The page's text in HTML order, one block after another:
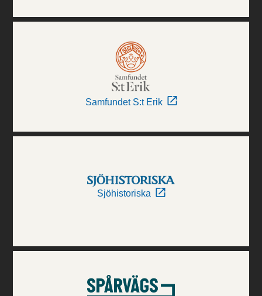
Samfundet S:t Erik
Sjöhistoriska